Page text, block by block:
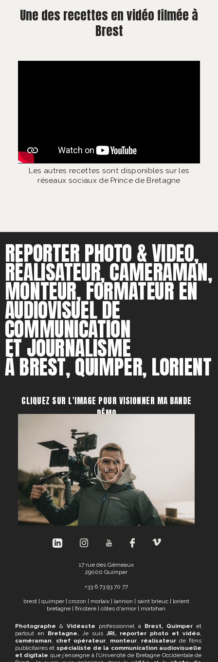
Une des recettes en vidéo filmée à
Brest
Les autres recettes sont disponibles sur les
réseaux sociaux de Prince de Bretagne
CLIQUEZ SUR L'IMAGE POUR VISIONNER MA BANDE
DÉMO
REPORTER PHOTO & VIDEO,
RÉALISATEUR, CAMERAMAN,
MONTEUR, FORMATEUR EN
AUDIOVISUEL DE
COMMUNICATION
ET JOURNALISME
À BREST, QUIMPER, LORIENT
Photographe & Vidéaste professionnel à Brest, Quimper et
partout en Bretagne. Je suisJRI, reporter photo et vidéo
caméraman
chef opérateur monteur réalisateur de films
publicitaires etspécialiste de la communication audiovisuelle
et digitale que j’enseigne à l’Université de Bretagne Occidentale de
17 rue des Gémeaux
29000 Quimper
+33 6 73 93 70 77
brest| quimper| crozon morlaix| lannion saint brieuc| lorient
bretagne |finistere |côtes d'armor| morbihan